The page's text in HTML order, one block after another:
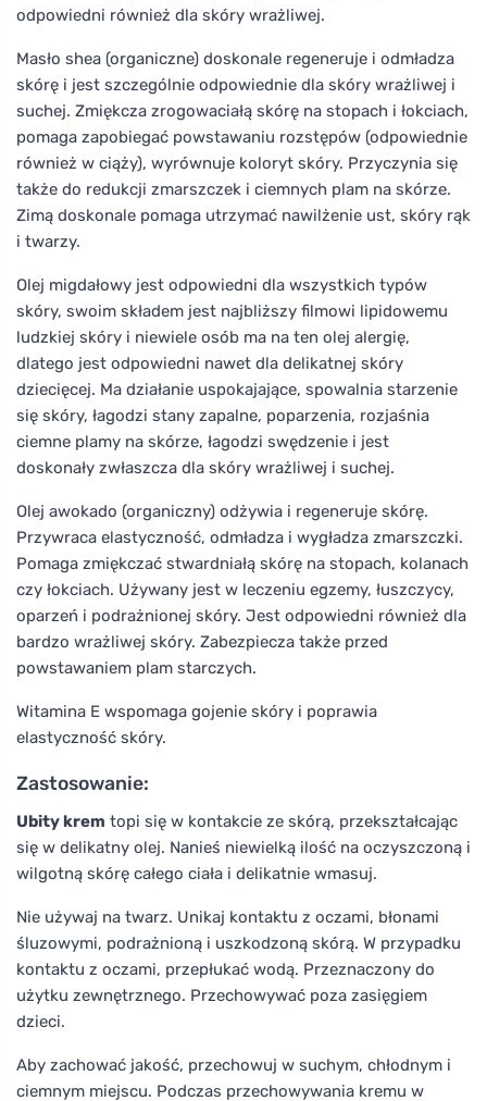
odpowiedni również dla skóry wrażliwej.
Masło shea (organiczne) doskonale regeneruje i odmładza
skórę i jest szczególnie odpowiednie dla skóry wrażliwej i
suchej. Zmiękcza zrogowaciałą skórę na stopach i łokciach,
pomaga zapobiegać powstawaniu rozstępów (odpowiednie
również w ciąży), wyrównuje koloryt skóry. Przyczynia się
także do redukcji zmarszczek i ciemnych plam na skórze.
Zimą doskonale pomaga utrzymać nawilżenie ust, skóry rąk
i twarzy.
Olej migdałowy jest odpowiedni dla wszystkich typów
skóry, swoim składem jest najbliższy filmowi lipidowemu
ludzkiej skóry i niewiele osób ma na ten olej alergię,
dlatego jest odpowiedni nawet dla delikatnej skóry
dziecięcej. Ma działanie uspokajające, spowalnia starzenie
się skóry, łagodzi stany zapalne, poparzenia, rozjaśnia
ciemne plamy na skórze, łagodzi swędzenie i jest
doskonały zwłaszcza dla skóry wrażliwej i suchej.
Olej awokado (organiczny) odżywia i regeneruje skórę.
Przywraca elastyczność, odmładza i wygładza zmarszczki.
Pomaga zmiękczać stwardniałą skórę na stopach, kolanach
czy łokciach. Używany jest w leczeniu egzemy, łuszczycy,
oparzeń i podrażnionej skóry. Jest odpowiedni również dla
bardzo wrażliwej skóry. Zabezpiecza także przed
powstawaniem plam starczych.
Witamina E wspomaga gojenie skóry i poprawia
elastyczność skóry.
Zastosowanie:
Ubity krem topi się w kontakcie ze skórą, przekształcając
się w delikatny olej. Nanieś niewielką ilość na oczyszczoną i
wilgotną skórę całego ciała i delikatnie wmasuj.
Nie używaj na twarz. Unikaj kontaktu z oczami, błonami
śluzowymi, podrażnioną i uszkodzoną skórą. W przypadku
kontaktu z oczami, przepłukać wodą. Przeznaczony do
użytku zewnętrznego. Przechowywać poza zasięgiem
dzieci.
Aby zachować jakość, przechowuj w suchym, chłodnym i
ciemnym miejscu. Podczas przechowywania kremu w